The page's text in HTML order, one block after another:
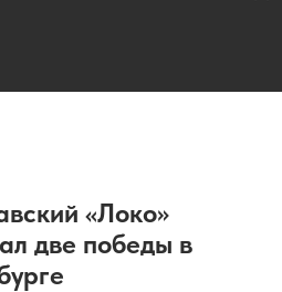
«Локо»
две победы в